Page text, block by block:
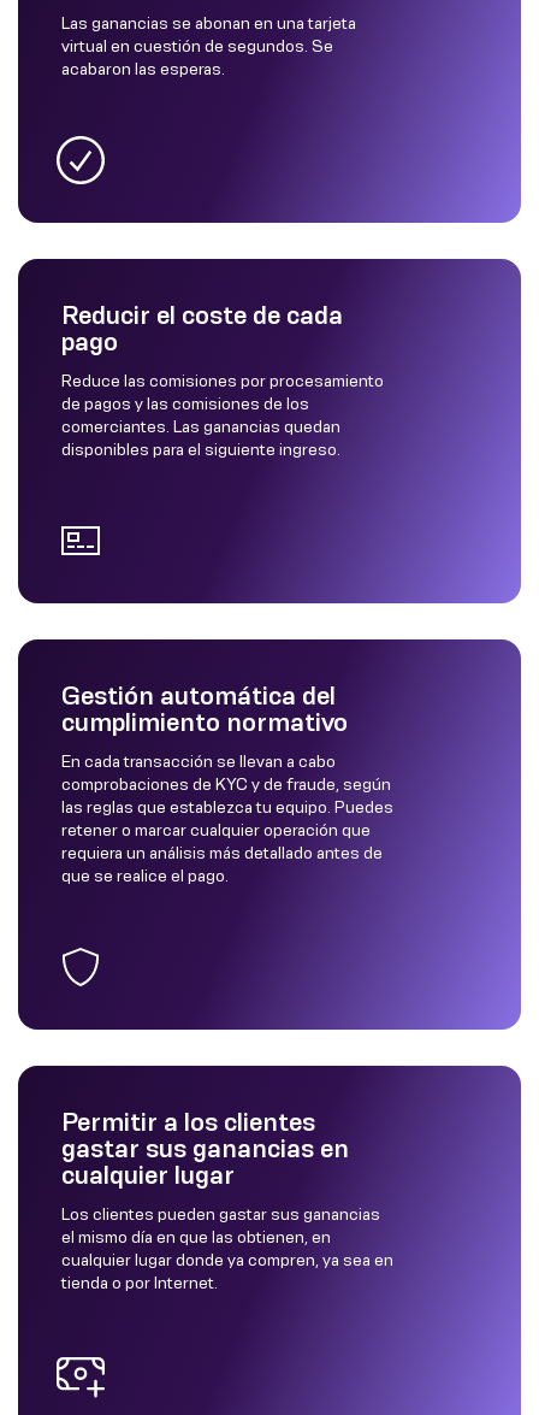
Las ganancias se abonan en una tarjeta
virtual en cuestión de segundos. Se
acabaron las esperas.
Reducir el coste de cada
pago
Reduce las comisiones por procesamiento
de pagos y las comisiones de los
comerciantes. Las ganancias quedan
disponibles para el siguiente ingreso.
Gestión automática del
cumplimiento normativo
En cada transacción se llevan a cabo
comprobaciones de KYC y de fraude, según
las reglas que establezca tu equipo. Puedes
retener o marcar cualquier operación que
requiera un análisis más detallado antes de
que se realice el pago.
Permitir a los clientes
gastar sus ganancias en
cualquier lugar
Los clientes pueden gastar sus ganancias
el mismo día en que las obtienen, en
cualquier lugar donde ya compren, ya sea en
tienda o por Internet.